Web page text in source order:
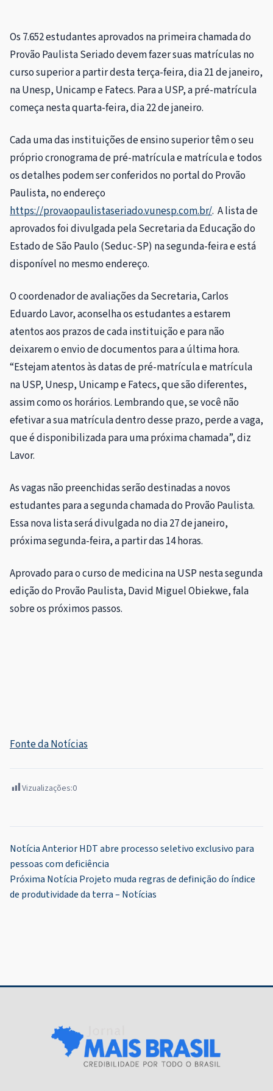
Os 7.652 estudantes aprovados na primeira chamada do
Provão Paulista Seriado devem fazer suas matrículas no
curso superior a partir desta terça-feira, dia 21 de janeiro,
na Unesp, Unicamp e Fatecs. Para a USP, a pré-matrícula
começa nesta quarta-feira, dia 22 de janeiro.
Cada uma das instituições de ensino superior têm o seu
próprio cronograma de pré-matrícula e matrícula e todos
os detalhes podem ser conferidos no portal do Provão
Paulista, no endereço
https://provaopaulistaseriado.vunesp.com.br/. A lista de
aprovados foi divulgada pela Secretaria da Educação do
Estado de São Paulo (Seduc-SP) na segunda-feira e está
disponível no mesmo endereço.
O coordenador de avaliações da Secretaria, Carlos
Eduardo Lavor, aconselha os estudantes a estarem
atentos aos prazos de cada instituição e para não
deixarem o envio de documentos para a última hora.
“Estejam atentos às datas de pré-matrícula e matrícula
na USP, Unesp, Unicamp e Fatecs, que são diferentes,
assim como os horários. Lembrando que, se você não
efetivar a sua matrícula dentro desse prazo, perde a vaga,
que é disponibilizada para uma próxima chamada”, diz
Lavor.
As vagas não preenchidas serão destinadas a novos
estudantes para a segunda chamada do Provão Paulista.
Essa nova lista será divulgada no dia 27 de janeiro,
próxima segunda-feira, a partir das 14 horas.
Aprovado para o curso de medicina na USP nesta segunda
edição do Provão Paulista, David Miguel Obiekwe, fala
sobre os próximos passos.
Fonte da Notícias
Vizualizações:0
Navegação
de
Post
Notícia AnteriorHDT abre processo seletivo exclusivo para
pessoas com deficiência
Próxima Notícia Projeto muda regras de definição do índice
de produtividade da terra – Notícias